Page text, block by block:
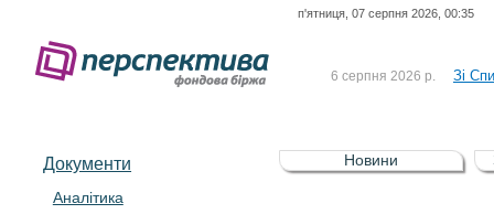
п'ятниця, 07 серпня 2026, 00:35
6 серпня 2026 р. Зі
5 серпня 2026 р.
Зі
UA4000232607)
Документи
Аналітика
Новини